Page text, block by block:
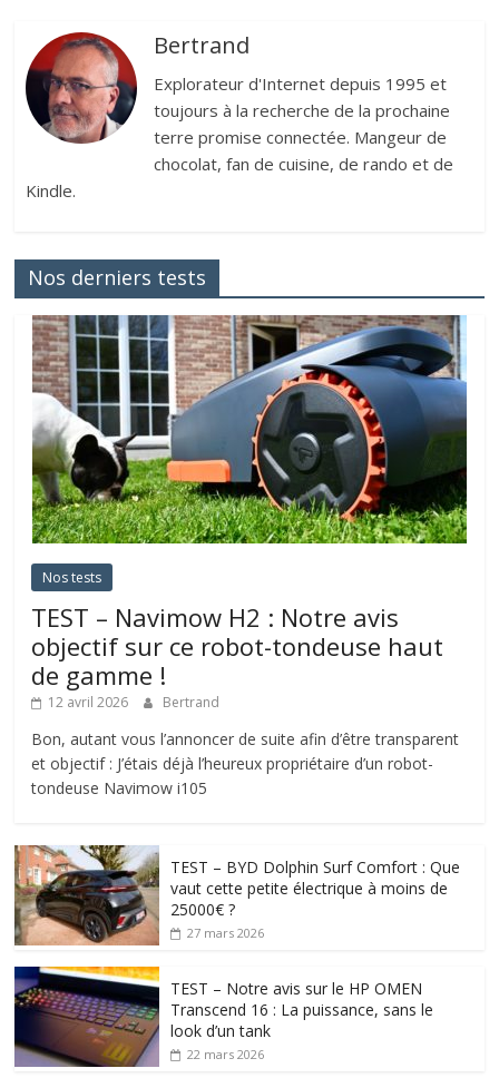
Bertrand
Explorateur d'Internet depuis 1995 et
toujours à la recherche de la prochaine
terre promise connectée. Mangeur de
chocolat, fan de cuisine, de rando et de
Kindle.
Nos derniers tests
Nos tests
TEST – Navimow H2 : Notre avis
objectif sur ce robot-tondeuse haut
de gamme !
12 avril 2026 Bertrand
Bon, autant vous l’annoncer de suite afin d’être transparent
et objectif : J’étais déjà l’heureux propriétaire d’un robot-
tondeuse Navimow i105
TEST – BYD Dolphin Surf Comfort : Que
vaut cette petite électrique à moins de
25000€ ?
27 mars 2026
TEST – Notre avis sur le HP OMEN
Transcend 16 : La puissance, sans le
look d’un tank
22 mars 2026